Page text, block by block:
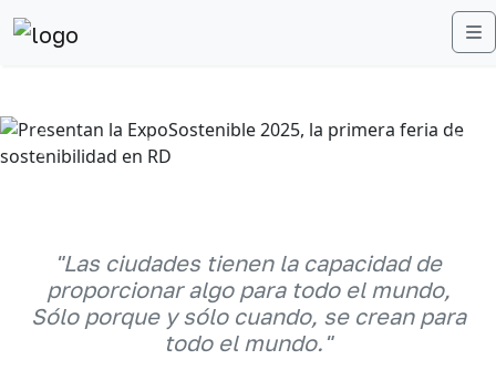
Anterior
"Las ciudades tienen la capacidad de
proporcionar algo para todo el mundo,
Sólo porque y sólo cuando, se crean para
todo el mundo."